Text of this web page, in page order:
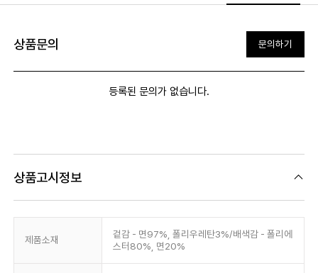
상품문의 문의하기
등록된 문의가 없습니다.
상품고시정보
제품소재
겉감 - 면97%, 폴리우레탄3%/배색감 - 폴리에
스터80%, 면20%